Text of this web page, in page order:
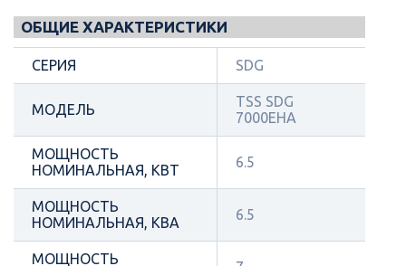
ОБЩИЕ ХАРАКТЕРИСТИКИ
СЕРИЯ SDG
МОДЕЛЬ
TSS SDG
7000EHA
МОЩНОСТЬ
НОМИНАЛЬНАЯ, КВТ
6.5
МОЩНОСТЬ
НОМИНАЛЬНАЯ, КВА
6.5
МОЩНОСТЬ